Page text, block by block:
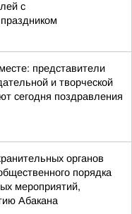
с
представители
и творческой
сегодня поздравления
органов
порядка
мероприятий,
Абакана